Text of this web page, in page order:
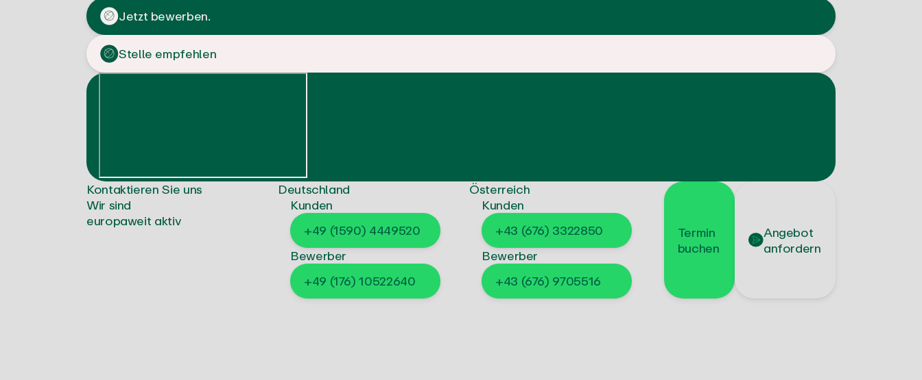
Jetzt bewerben.
Stelle empfehlen
Kontaktieren Sie uns
Wir sind
europaweit aktiv
Deutschland
Kunden
+49 (1590) 4449520
Bewerber
+49 (176) 10522640
Österreich
Kunden
+43 (676) 3322850
Bewerber
+43 (676) 9705516
Termin
buchen
Angebot
anfordern